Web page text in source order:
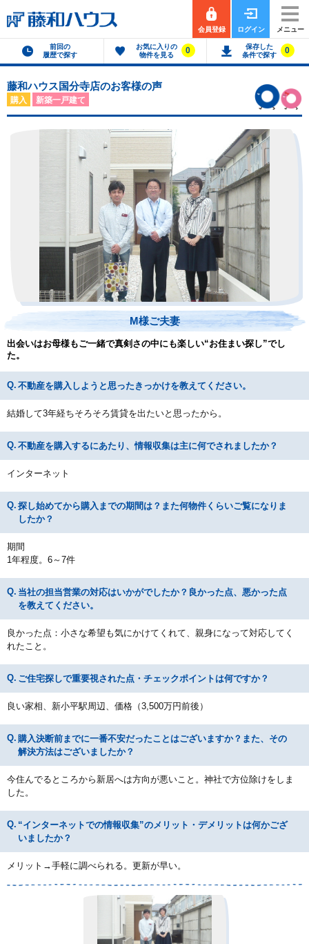
会員登録 ログイン メニュー
前回の
履歴で探す
お気に入りの
物件を見る
0
保存した
条件で探す
0
藤和ハウス国分寺店のお客様の声
購入 新築一戸建て
M様ご夫妻
出会いはお母様もご一緒で真剣さの中にも楽しい“お住まい探し”でし
た。
不動産を購入しようと思ったきっかけを教えてください。
結婚して3年経ちそろそろ賃貸を出たいと思ったから。
不動産を購入するにあたり、情報収集は主に何でされましたか？
インターネット
探し始めてから購入までの期間は？また何物件くらいご覧になりま
したか？
期間
1年程度。6～7件
当社の担当営業の対応はいかがでしたか？良かった点、悪かった点
を教えてください。
良かった点：小さな希望も気にかけてくれて、親身になって対応してく
れたこと。
ご住宅探しで重要視された点・チェックポイントは何ですか？
良い家相、新小平駅周辺、価格（3,500万円前後）
購入決断前までに一番不安だったことはございますか？また、その
解決方法はございましたか？
今住んでるところから新居へは方向が悪いこと。神社で方位除けをしま
した。
“インターネットでの情報収集”のメリット・デメリットは何かござ
いましたか？
メリット→手軽に調べられる。更新が早い。